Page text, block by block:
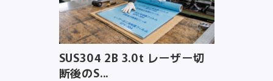
SUS304 2B 3.0t レーザー切
断後のS...